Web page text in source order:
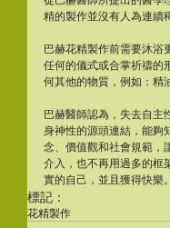
精的製作並沒有人為連續
巴赫花精製作前需要沐浴
任何的儀式或合掌祈禱的
何其他的物質，例如：精
巴赫醫師認為，失去自主
身神性的源頭連結，能夠
念、價值觀和社會規範，
介入，也不再用過多的框
實的自己，並且獲得快樂。
標記：
花精製作